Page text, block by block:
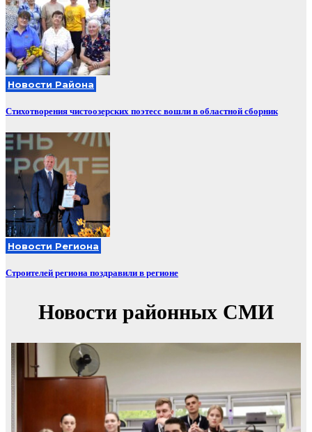
Новости Района
Стихотворения чистоозерских поэтесс вошли в областной сборник
Новости Региона
Строителей региона поздравили в регионе